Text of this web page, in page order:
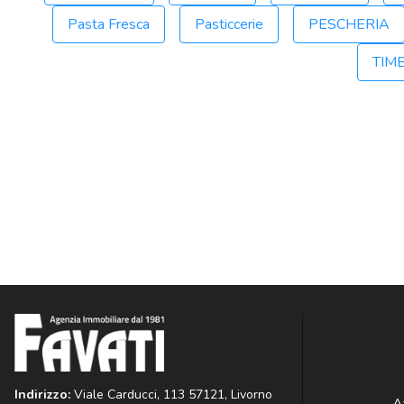
Pasta Fresca
Pasticcerie PESCHERIA
Indirizzo: Viale Carducci, 113 57121, Livorno